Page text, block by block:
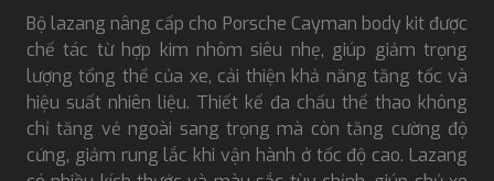
Bộ lazang nâng cấp cho Porsche Cayman body kit được
chế tác từ hợp kim nhôm siêu nhẹ, giúp giảm trọng
lượng tổng thể của xe, cải thiện khả năng tăng tốc và
hiệu suất nhiên liệu. Thiết kế đa chấu thể thao không
chỉ tăng vẻ ngoài sang trọng mà còn tăng cường độ
cứng, giảm rung lắc khi vận hành ở tốc độ cao. Lazang